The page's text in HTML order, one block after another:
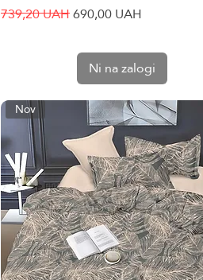
Redna cena
739,20 UAHCena na razprodaji
690,00 UAH
Ni na zalogi
Nov